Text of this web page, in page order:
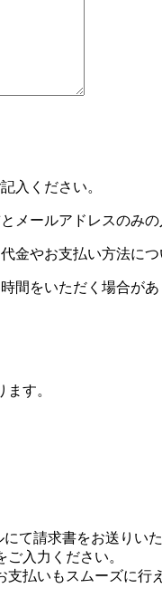
入ください。
メールアドレスのみの
金やお支払い方法につ
間をいただく場合が
す。
て請求書をお送りいた
入力ください。
払いもスムーズに行